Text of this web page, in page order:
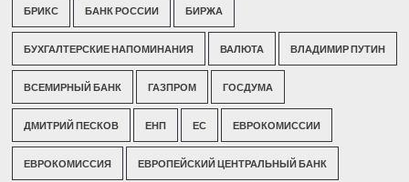
БРИКС БАНК РОССИИ БИРЖА
БУХГАЛТЕРСКИЕ НАПОМИНАНИЯ ВАЛЮТА ВЛАДИМИР ПУТИН
ВСЕМИРНЫЙ БАНК ГАЗПРОМ ГОСДУМА
ДМИТРИЙ ПЕСКОВ ЕНП ЕС ЕВРОКОМИССИИ
ЕВРОКОМИССИЯ ЕВРОПЕЙСКИЙ ЦЕНТРАЛЬНЫЙ БАНК